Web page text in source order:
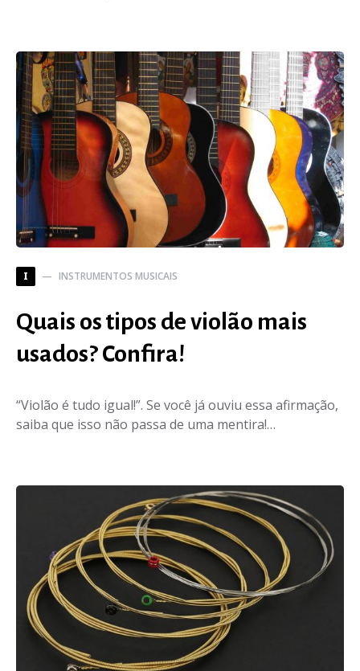
I INSTRUMENTOS MUSICAIS
Quais os tipos de violão mais
usados? Confira!
“Violão é tudo igual!”. Se você já ouviu essa afirmação,
saiba que isso não passa de uma mentira!…